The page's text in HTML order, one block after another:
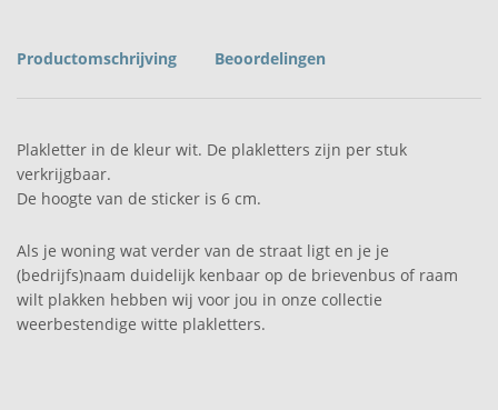
Productomschrijving Beoordelingen
Plakletter in de kleur wit. De plakletters zijn per stuk
verkrijgbaar.
De hoogte van de sticker is 6 cm.
Als je woning wat verder van de straat ligt en je je
(bedrijfs)naam duidelijk kenbaar op de brievenbus of raam
wilt plakken hebben wij voor jou in onze collectie
weerbestendige witte plakletters.